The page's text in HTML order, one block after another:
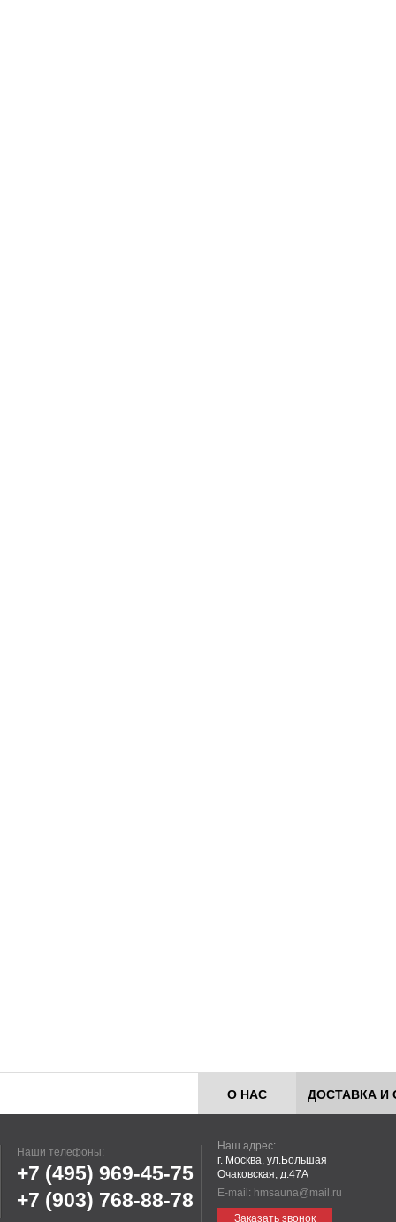
О НАС ДОСТАВКА И
Наши телефоны:
+7 (495) 969-45-75
+7 (903) 768-88-78
Наш адрес:
г. Москва, ул.Большая
Очаковская, д.47А
E-mail: hmsauna@mail.ru
Заказать звонок